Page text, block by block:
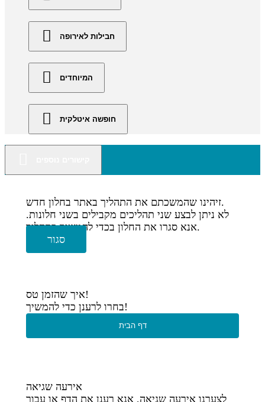
חבילות לאירופה
המיוחדים
חופשה איטלקית
זיהינו שהמשכתם את התהליך באתר בחלון חדש.
לא ניתן לבצע שני תהליכים מקבילים בשני חלונות.
אנא סגרו את החלון בכדי להמשיך בתהליך.
סגור
איך שהזמן טס!
בחרו לרענן כדי להמשיך!
דף הבית
אירעה שגיאה
לצערנו אירעה שגיאה, אנא רענן את הדף או עבור